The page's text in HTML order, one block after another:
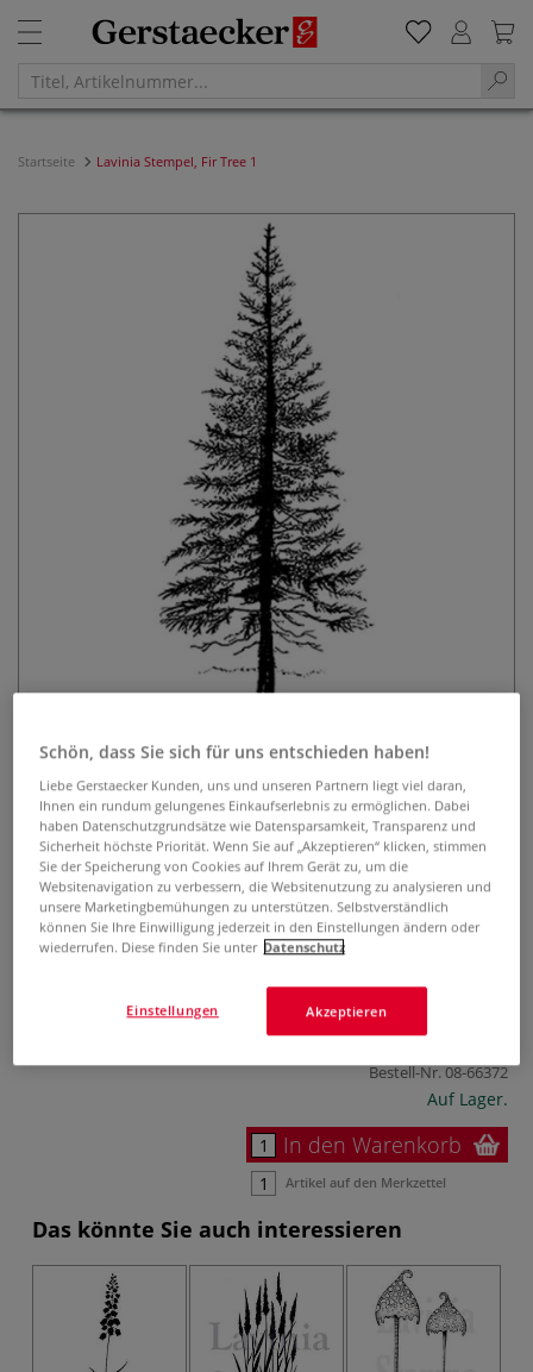
Startseite Lavinia Stempel, Fir Tree 1
Lavinia Stempel, Fir Tree 1
0 Bewertungen
Der transparente Lavinia Stempel ist optimal geeignet, um
mit Hilfe eines Acryl-Stempelblocks zauberhafte Karten,
Einladungen, Scrapbooks u.v.m. zu gestalten. Selbsthaftend
und wiederverwendbar.
Mehr
8,33 €
inklusive 20% bzw. 10% MwSt,
ggf. zuzüglichVersandkosten
Bestell-Nr.08-66372
Auf Lager.
In den Warenkorb
Artikel auf den Merkzettel
Das könnte Sie auch interessieren
Schön, dass Sie sich für uns entschieden haben!
Liebe Gerstaecker Kunden, uns und unseren Partnern liegt viel daran,
Ihnen ein rundum gelungenes Einkaufserlebnis zu ermöglichen. Dabei
haben Datenschutzgrundsätze wie Datensparsamkeit, Transparenz und
Sicherheit höchste Priorität. Wenn Sie auf „Akzeptieren“ klicken, stimmen
Sie der Speicherung von Cookies auf Ihrem Gerät zu, um die
Websitenavigation zu verbessern, die Websitenutzung zu analysieren und
unsere Marketingbemühungen zu unterstützen. Selbstverständlich
können Sie Ihre Einwilligung jederzeit in den Einstellungen ändern oder
wiederrufen. Diese finden Sie unter Datenschutz
Akzeptieren
Einstellungen